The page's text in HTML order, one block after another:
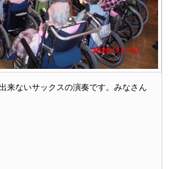
来ないサックスの演奏です。みなさん